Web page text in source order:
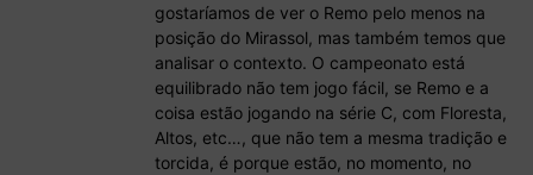
gostaríamos de ver o Remo pelo menos na
posição do Mirassol, mas também temos que
analisar o contexto. O campeonato está
equilibrado não tem jogo fácil, se Remo e a
coisa estão jogando na série C, com Floresta,
Altos, etc…, que não tem a mesma tradição e
torcida, é porque estão, no momento, no